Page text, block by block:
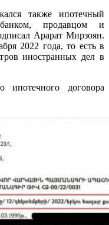
также ипотечный
продавцом и
Арарат Мирзоян.
2022 года, то есть в
иностранных дел в
ипотечного договора